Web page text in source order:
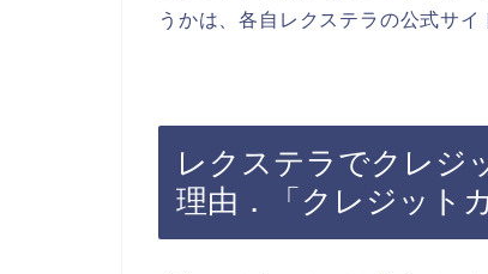
うかは、各自レクステラの公式サ
レクステラでクレジ
理由．「クレジット